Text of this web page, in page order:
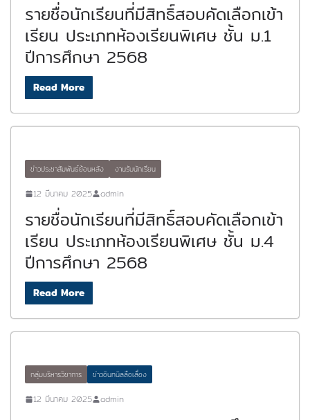
รายชื่อนักเรียนที่มีสิทธิ์สอบคัดเลือกเข้า
เรียน ประเภทห้องเรียนพิเศษ ชั้น ม.1
ปีการศึกษา 2568
Read More
ข่าวประชาสัมพันธ์ย้อนหลัง งานรับนักเรียน
12 มีนาคม 2025 admin
รายชื่อนักเรียนที่มีสิทธิ์สอบคัดเลือกเข้า
เรียน ประเภทห้องเรียนพิเศษ ชั้น ม.4
ปีการศึกษา 2568
Read More
กลุ่มบริหารวิชาการ ข่าวอินทนิลลือเลื่อง
12 มีนาคม 2025 admin